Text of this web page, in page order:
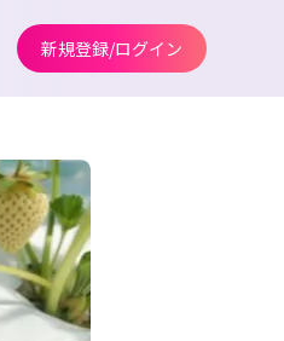
新規登録/ログイン